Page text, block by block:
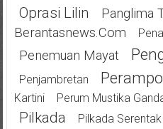
Oprasi Lilin Panglima
Berantasnews.com
Penemuan Mayat
Penjambretan
Kartini
Perum Mustika
Pilkada Pilkada Serentak